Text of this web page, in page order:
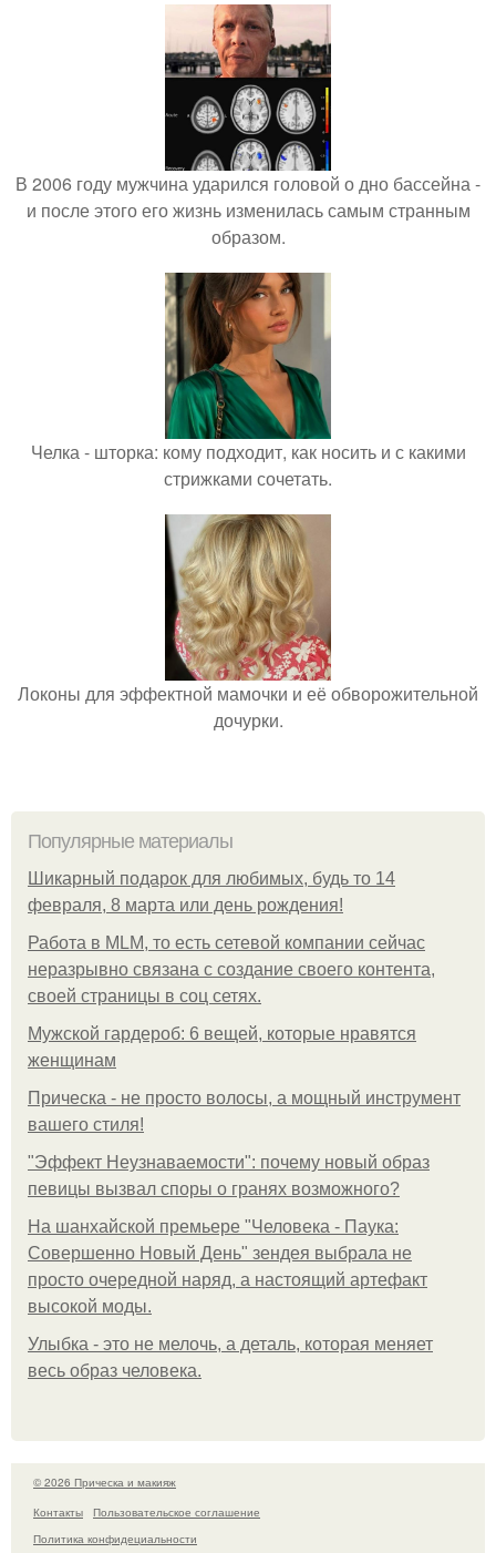
В 2006 году мужчина ударился головой о дно бассейна -
и после этого его жизнь изменилась самым странным
образом.
Челка - шторка: кому подходит, как носить и с какими
стрижками сочетать.
Локоны для эффектной мамочки и её обворожительной
дочурки.
Популярные материалы
Шикарный подарок для любимых, будь то 14
февраля, 8 марта или день рождения!
Работа в MLM, то есть сетевой компании сейчас
неразрывно связана с создание своего контента,
своей страницы в соц сетях.
Мужской гардероб: 6 вещей, которые нравятся
женщинам
Прическа - не просто волосы, а мощный инструмент
вашего стиля!
"Эффект Неузнаваемости": почему новый образ
певицы вызвал споры о гранях возможного?
На шанхайской премьере "Человека - Паука:
Совершенно Новый День" зендея выбрала не
просто очередной наряд, а настоящий артефакт
высокой моды.
Улыбка - это не мелочь, а деталь, которая меняет
весь образ человека.
© 2026 Прическа и макияж
Контакты
Пользовательское соглашение
Политика конфидециальности